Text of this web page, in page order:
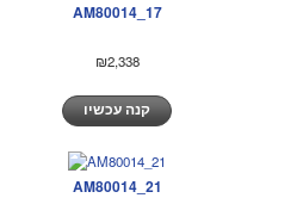
AM80014_17
₪2,338
AM80014_21